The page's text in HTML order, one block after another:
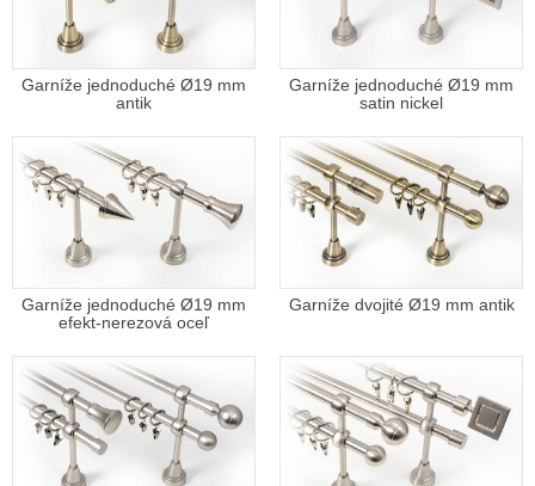
Garníže jednoduché Ø19 mm
antik
Garníže jednoduché Ø19 mm
satin nickel
Garníže jednoduché Ø19 mm
efekt-nerezová oceľ
Garníže dvojité Ø19 mm antik